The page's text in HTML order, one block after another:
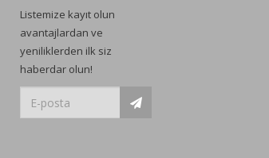
Listemize kayıt olun
avantajlardan ve
yeniliklerden ilk siz
haberdar olun!